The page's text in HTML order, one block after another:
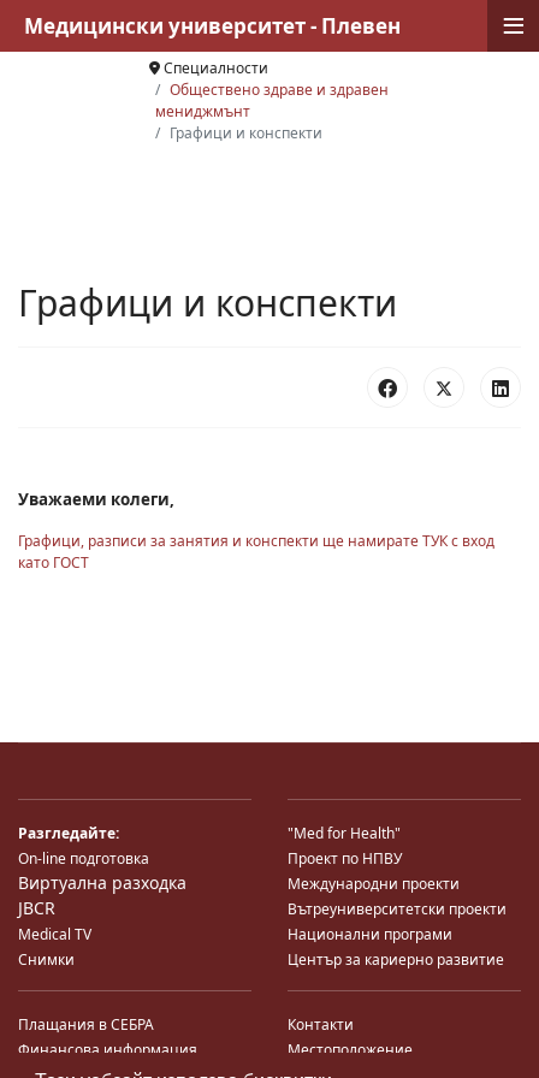
Специалности
Обществено здраве и здравен
мениджмънт
Графици и конспекти
Графици и конспекти
Уважаеми колеги,
Графици, разписи за занятия и конспекти ще намирате ТУК с вход
като ГОСТ
Разгледайте:
On-line подготовка
Виртуална разходка
JBCR
Medical TV
Снимки
"Med for Health"
Проект по НПВУ
Международни проекти
Вътреуниверситетски проекти
Национални програми
Център за кариерно развитие
Плащания в СЕБРА
Финансова информация
Контакти
Местоположение
Медицински университет - Плевен ≡